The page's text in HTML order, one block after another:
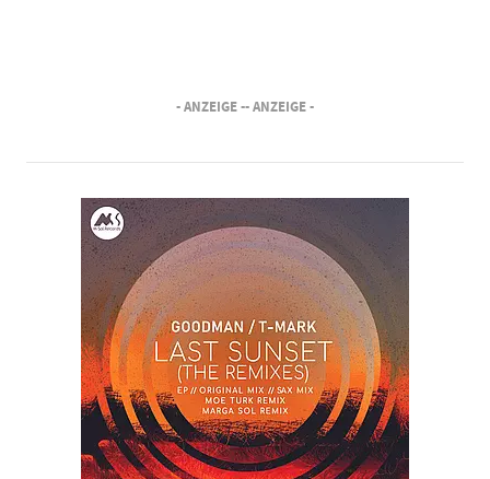
- ANZEIGE -- ANZEIGE -